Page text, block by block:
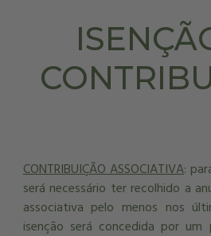
CONTRIBUIÇÃO ASSOCIATIVA:
será necessário ter recolhido a
associativa pelo menos nos
isenção será concedida por